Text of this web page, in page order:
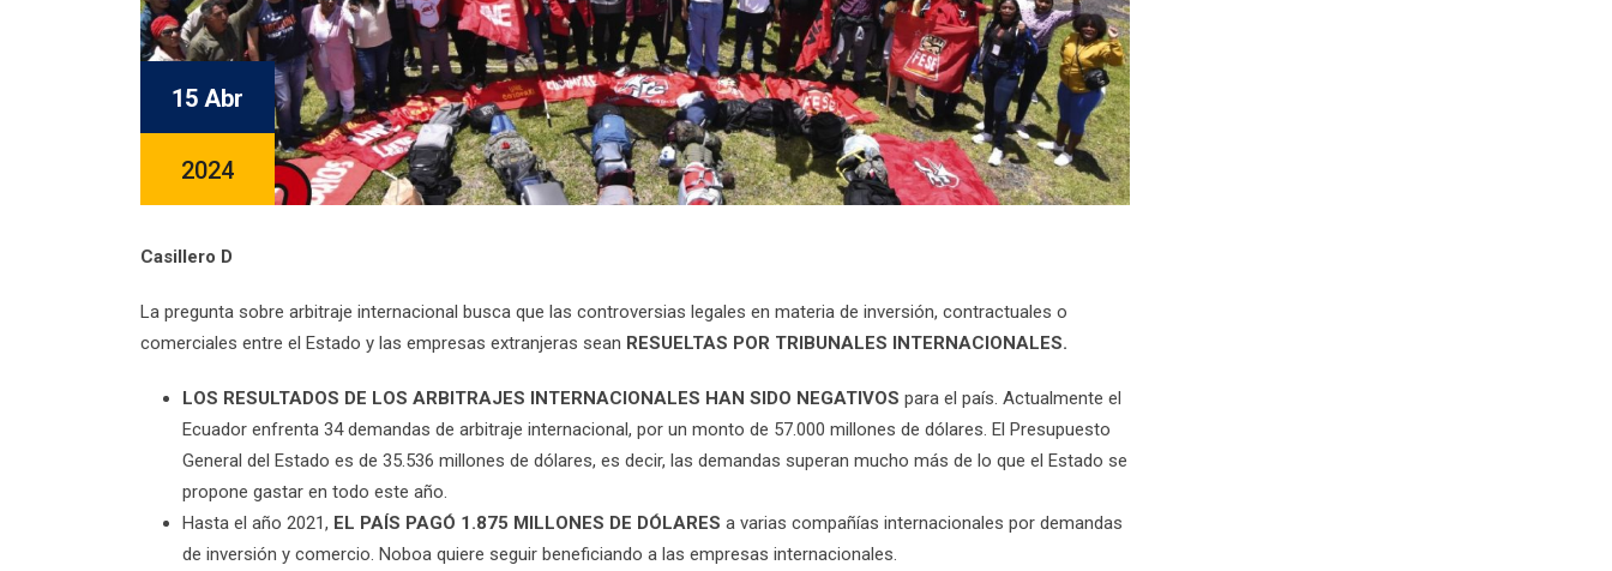
15 Abr
2024
Casillero D
La pregunta sobre arbitraje internacional busca que las controversias legales en materia de inversión, contractuales o
comerciales entre el Estado y las empresas extranjeras sean RESUELTAS POR TRIBUNALES INTERNACIONALES.
LOS RESULTADOS DE LOS ARBITRAJES INTERNACIONALES HAN SIDO NEGATIVOS para el país. Actualmente el
Ecuador enfrenta 34 demandas de arbitraje internacional, por un monto de 57.000 millones de dólares. El Presupuesto
General del Estado es de 35.536 millones de dólares, es decir, las demandas superan mucho más de lo que el Estado se
propone gastar en todo este año.
Hasta el año 2021, EL PAÍS PAGÓ 1.875 MILLONES DE DÓLARES a varias compañías internacionales por demandas
de inversión y comercio. Noboa quiere seguir beneficiando a las empresas internacionales.